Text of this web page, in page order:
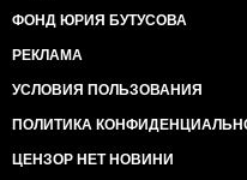
ФОНД ЮРИЯ БУТУСОВА
РЕКЛАМА
УСЛОВИЯ ПОЛЬЗОВАНИЯ
ПОЛИТИКА
ЦЕНЗОР НЕТ НОВИНИ